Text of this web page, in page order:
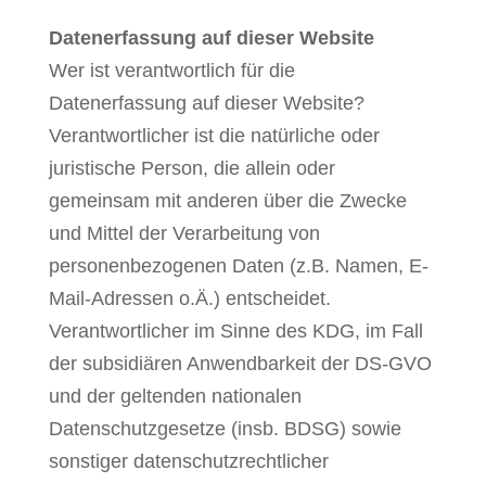
Datenerfassung auf dieser Website
Wer ist verantwortlich für die
Datenerfassung auf dieser Website?
Verantwortlicher ist die natürliche oder
juristische Person, die allein oder
gemeinsam mit anderen über die Zwecke
und Mittel der Verarbeitung von
personenbezogenen Daten (z.B. Namen, E-
Mail-Adressen o.Ä.) entscheidet.
Verantwortlicher im Sinne des KDG, im Fall
der subsidiären Anwendbarkeit der DS-GVO
und der geltenden nationalen
Datenschutzgesetze (insb. BDSG) sowie
sonstiger datenschutzrechtlicher